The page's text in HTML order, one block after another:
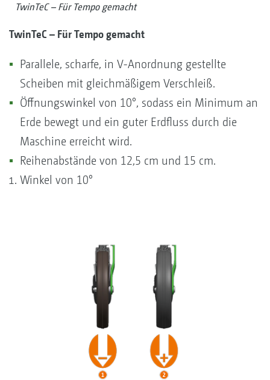
TwinTeC – Für Tempo gemacht
TwinTeC – Für Tempo gemacht
Parallele, scharfe, in V-Anordnung gestellte
Scheiben mit gleichmäßigem Verschleiß.
Öffnungswinkel von 10°, sodass ein Minimum an
Erde bewegt und ein guter Erdfluss durch die
Maschine erreicht wird.
Reihenabstände von 12,5 cm und 15 cm.
Winkel von 10°